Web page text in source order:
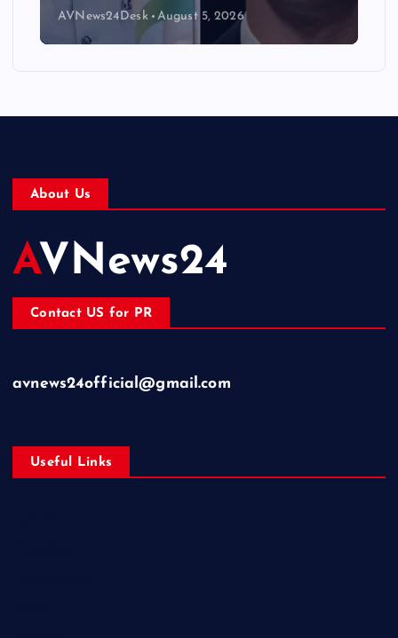
AVNews24Desk August 5, 2026
About Us
AVNews24
Contact US for PR
avnews24official@gmail.com
Useful Links